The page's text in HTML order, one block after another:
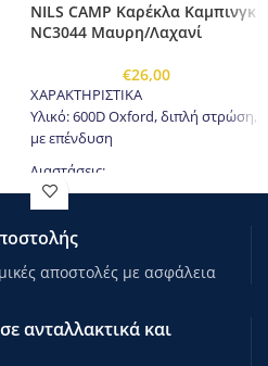
NILS CAMP Καρέκλα Καμπινγκ
NC3044 Μαυρη/Λαχανί
€26,00
ΧΑΡΑΚΤΗΡΙΣΤΙΚΑ
Υλικό: 600D Oxford, διπλή στρώση,
με επένδυση
Διαστάσεις:
Πλάτος: 82 cm
Ύψος: 85 cm
Βάθος: 42 cm
Πλάτος: 5 cm
αποστολές με ασφάλεια
ανταλλακτικά και